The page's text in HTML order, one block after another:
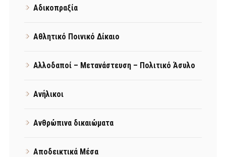
Αδικοπραξία
Αθλητικό Ποινικό Δίκαιο
Αλλοδαποί – Μετανάστευση – Πολιτικό Άσυλο
Ανήλικοι
Ανθρώπινα δικαιώματα
Αποδεικτικά Μέσα